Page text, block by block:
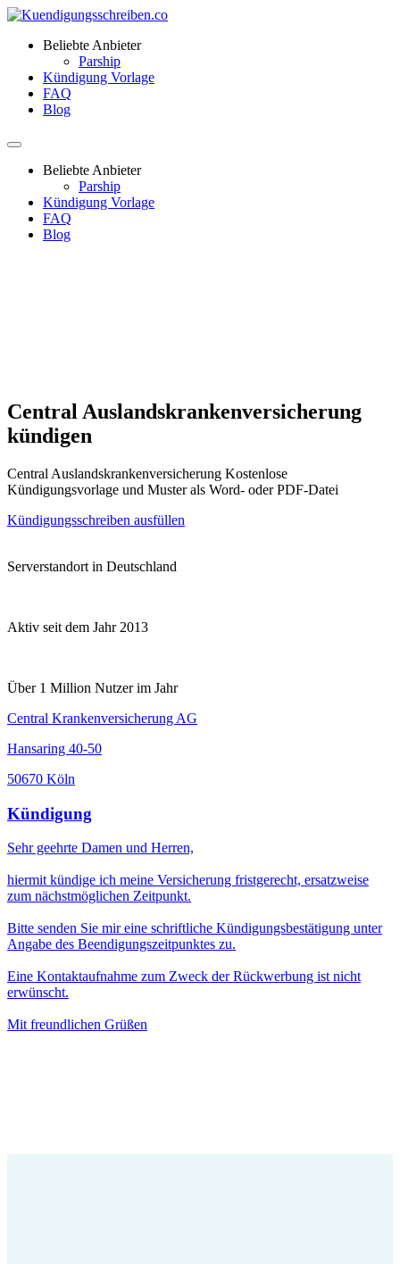
Beliebte Anbieter
Parship
Kündigung Vorlage
FAQ
Blog
Beliebte Anbieter
Parship
Kündigung Vorlage
FAQ
Blog
Central Auslandskrankenversicherung
kündigen
Central Auslandskrankenversicherung Kostenlose
Kündigungsvorlage und Muster als Word- oder PDF-Datei
Kündigungsschreiben ausfüllen
Serverstandort in Deutschland
Aktiv seit dem Jahr 2013
Über 1 Million Nutzer im Jahr
Central Krankenversicherung AG
Hansaring 40-50
50670 Köln
Kündigung
Sehr geehrte Damen und Herren,
hiermit kündige ich meine Versicherung fristgerecht, ersatzweise
zum nächstmöglichen Zeitpunkt.
Bitte senden Sie mir eine schriftliche Kündigungsbestätigung unter
Angabe des Beendigungszeitpunktes zu.
Eine Kontaktaufnahme zum Zweck der Rückwerbung ist nicht
erwünscht.
Mit freundlichen Grüßen